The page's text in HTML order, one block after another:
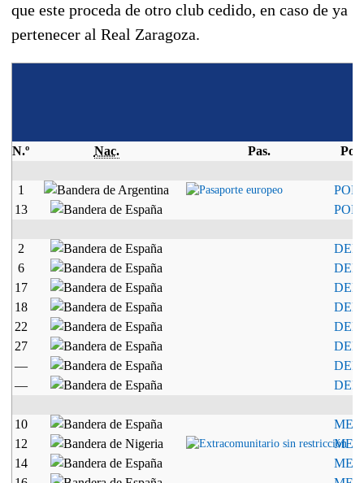
que este proceda de otro club cedido, en caso de ya
pertenecer al Real Zaragoza.
N.º Nac. Pas. Pos.
1
POR
13
POR
2
DEF
6
DEF
17
DEF
18
DEF
22
DEF
27
DEF
—
DEF
—
DEF
10
MED
12
MED
14
MED